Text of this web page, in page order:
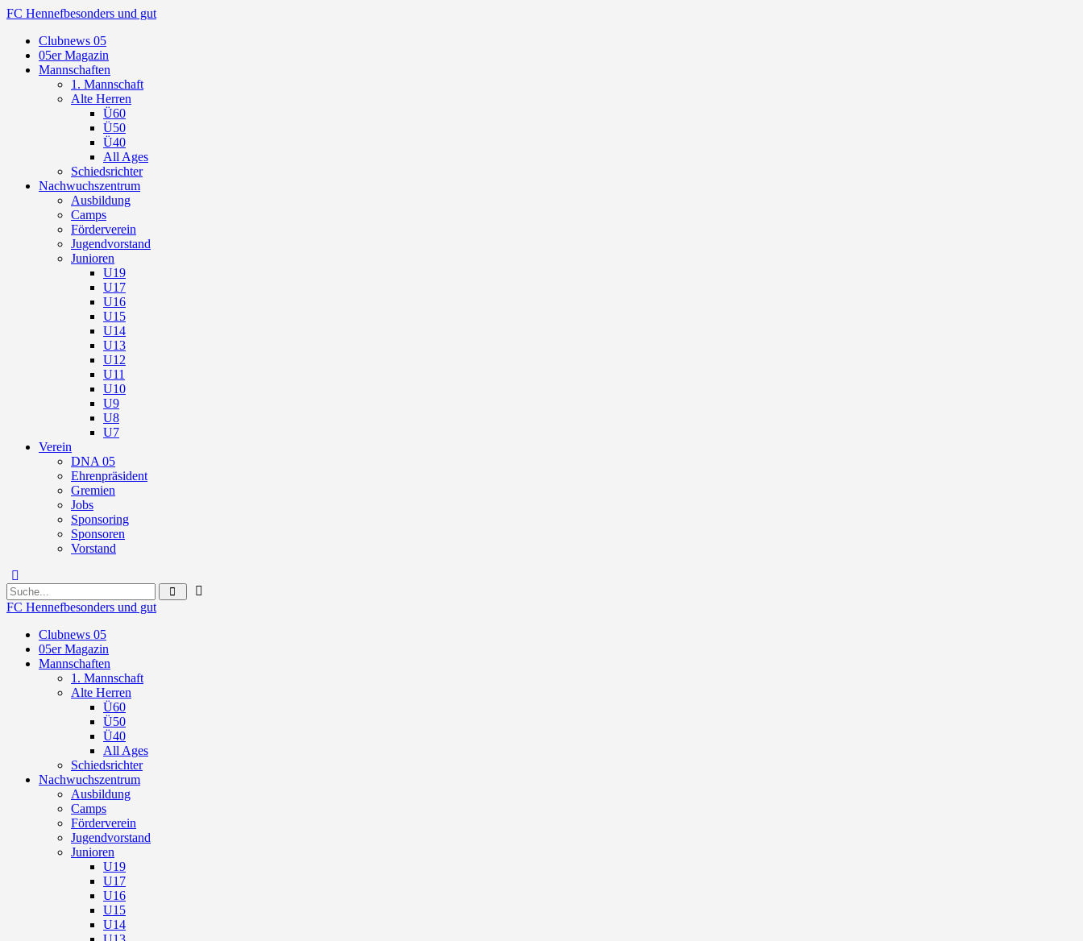
FC Hennefbesonders und gut
Clubnews 05
05er Magazin
Mannschaften
1. Mannschaft
Alte Herren
Ü60
Ü50
Ü40
All Ages
Schiedsrichter
Nachwuchszentrum
Ausbildung
Camps
Förderverein
Jugendvorstand
Junioren
U19
U17
U16
U15
U14
U13
U12
U11
U10
U9
U8
U7
Verein
DNA 05
Ehrenpräsident
Gremien
Jobs
Sponsoring
Sponsoren
Vorstand
FC Hennefbesonders und gut
Clubnews 05
05er Magazin
Mannschaften
1. Mannschaft
Alte Herren
Ü60
Ü50
Ü40
All Ages
Schiedsrichter
Nachwuchszentrum
Ausbildung
Camps
Förderverein
Jugendvorstand
Junioren
U19
U17
U16
U15
U14